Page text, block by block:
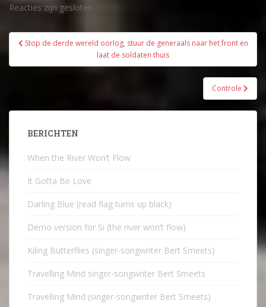
Reacties zijn gesloten.
Bericht
Stop de derde wereld oorlog, stuur de generaals naar het front en
laat de soldaten thuis
Controle
BERICHTEN
When the River Won’t Flow
It Gotta Be Love
Darling Blue (read flag turns up black)
Demo version for Si (the river won’t flow)
Kiling Butterflies (singer-songwriter Bert Smeets)
Travelling Mind singer-songwriter Bert Smeets
Travelling Mind (singer-songwriter Bert Smeets)